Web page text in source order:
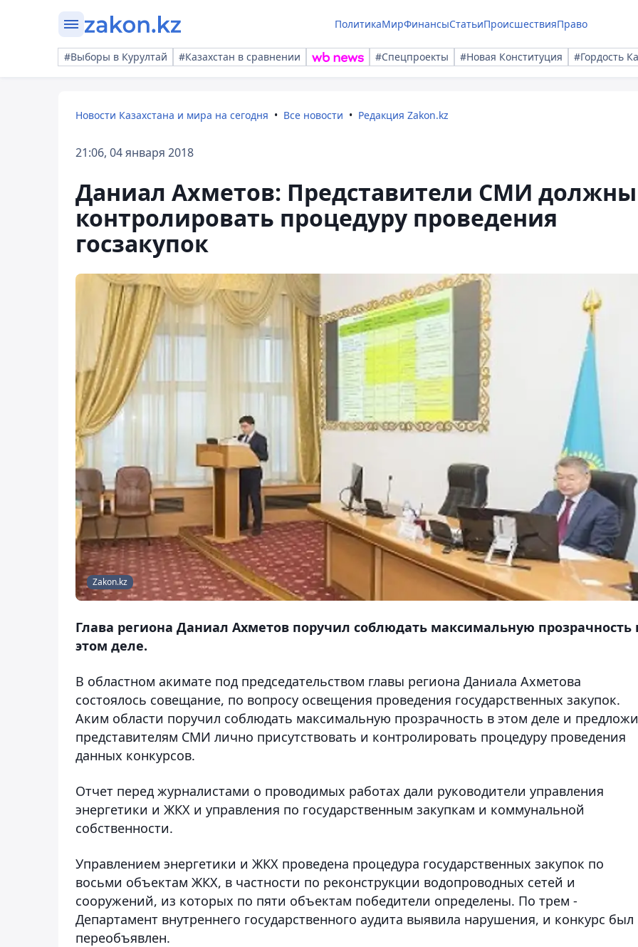
ПолитикаМирФинансыСтатьиПроисшествияПраво
#Выборы в Курултай #Казахстан в сравнении #Спецпроекты #Новая Конституция #Гордость
Новости Казахстана и мира на сегодня Все новости Редакция Zakon.kz
21:06, 04 января 2018
Даниал Ахметов: Представители СМИ должны
контролировать процедуру проведения
госзакупок
Zakon.kz
Глава региона Даниал Ахметов поручил соблюдать максимальную прозрачность
этом деле.
В областном акимате под председательством главы региона Даниала Ахметова
состоялось совещание, по вопросу освещения проведения государственных закупок.
Аким области поручил соблюдать максимальную прозрачность в этом деле и
представителям СМИ лично присутствовать и контролировать процедуру проведения
данных конкурсов.
Отчет перед журналистами о проводимых работах дали руководители управления
энергетики и ЖКХ и управления по государственным закупкам и коммунальной
собственности.
Управлением энергетики и ЖКХ проведена процедура государственных закупок по
восьми объектам ЖКХ, в частности по реконструкции водопроводных сетей и
сооружений, из которых по пяти объектам победители определены. По трем -
Департамент внутреннего государственного аудита выявила нарушения, и конкурс был
переобъявлен.